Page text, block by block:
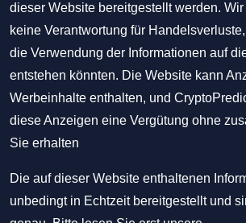
dieser Website bereitgestellt werden.
keine Verantwortung für
die Verwendung der Informationen auf
entstehen könnten. Die Website kann
Werbeinhalte enthalten, und
diese Anzeigen eine Vergütung ohne
Sie erhalten
Die auf dieser Website enthaltenen
unbedingt in Echtzeit bereitgestellt und